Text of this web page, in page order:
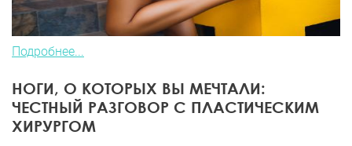
Подробнее...
НОГИ, О КОТОРЫХ ВЫ МЕЧТАЛИ:
ЧЕСТНЫЙ РАЗГОВОР С ПЛАСТИЧЕСКИМ
ХИРУРГОМ